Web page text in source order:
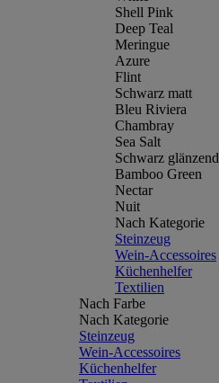
Shell Pink
Deep Teal
Meringue
Azure
Flint
Schwarz matt
Bleu Riviera
Chambray
Sea Salt
Schwarz glänzend
Bamboo Green
Nectar
Nuit
Nach Kategorie
Steinzeug
Wein-Accessoires
Küchenhelfer
Textilien
Nach Farbe
Nach Kategorie
Steinzeug
Wein-Accessoires
Küchenhelfer